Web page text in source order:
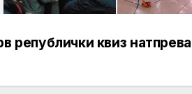
републички квиз